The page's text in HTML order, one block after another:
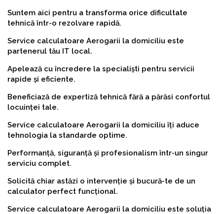
Suntem aici pentru a transforma orice dificultate
tehnică într-o rezolvare rapidă.
Service calculatoare Aerogarii la domiciliu este
partenerul tău IT local.
Apelează cu încredere la specialiști pentru servicii
rapide și eficiente.
Beneficiază de expertiză tehnică fără a părăsi confortul
locuinței tale.
Service calculatoare Aerogarii la domiciliu îți aduce
tehnologia la standarde optime.
Performanță, siguranță și profesionalism într-un singur
serviciu complet.
Solicită chiar astăzi o intervenție și bucură-te de un
calculator perfect funcțional.
Service calculatoare Aerogarii la domiciliu este soluția